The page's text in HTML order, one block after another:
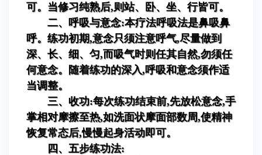
可。当修习纯熟后,则站、卧、坐、行皆可。
二、呼吸与意念:本疗法呼吸法是鼻吸鼻
呼。练功初期,意念只须注意呼气,尽量做到
深、长、细、匀,而吸气时则任其自然,勿须任
何意念。随着练功的深入,呼吸和意念须作适
当调整。
三、收功:每次练功结束前,先放松意念,手
掌相对摩擦至热,如洗面状摩面部数周,使精神
恢复常态后,慢慢起身活动即可。
四、五步练功法: